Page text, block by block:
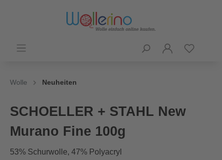
Wolle Neuheiten
SCHOELLER + STAHL New
Murano Fine 100g
53% Schurwolle, 47% Polyacryl